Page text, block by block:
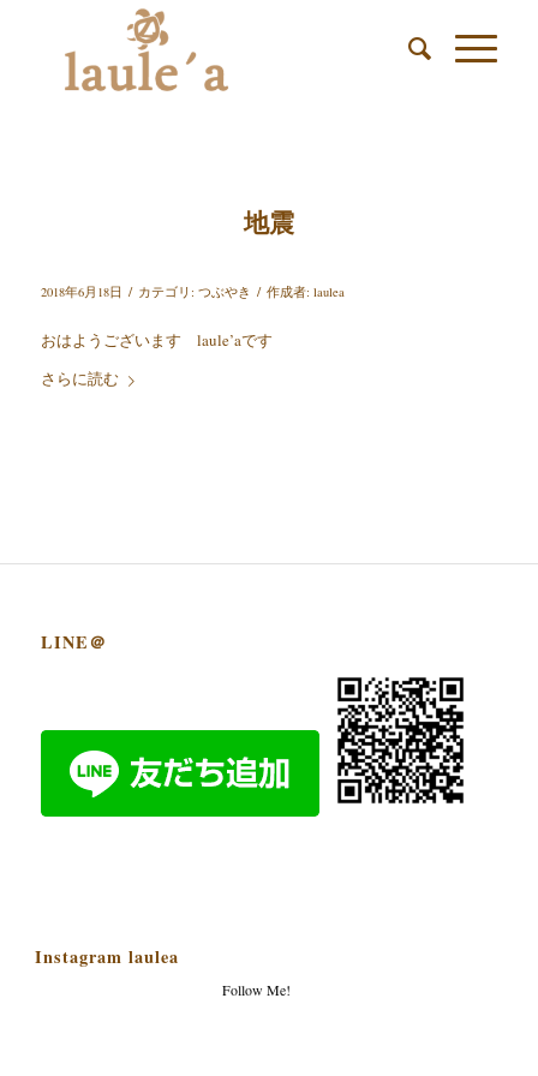
地震
2018年6月18日 / カテゴリ: つぶやき / 作成者: laulea
おはようございます laule’aです
さらに読む
LINE＠
Instagram laulea
Follow Me!